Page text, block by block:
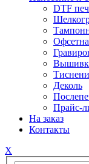
DTF
Деколь
Прайс-
На заказ
Контакты
Х